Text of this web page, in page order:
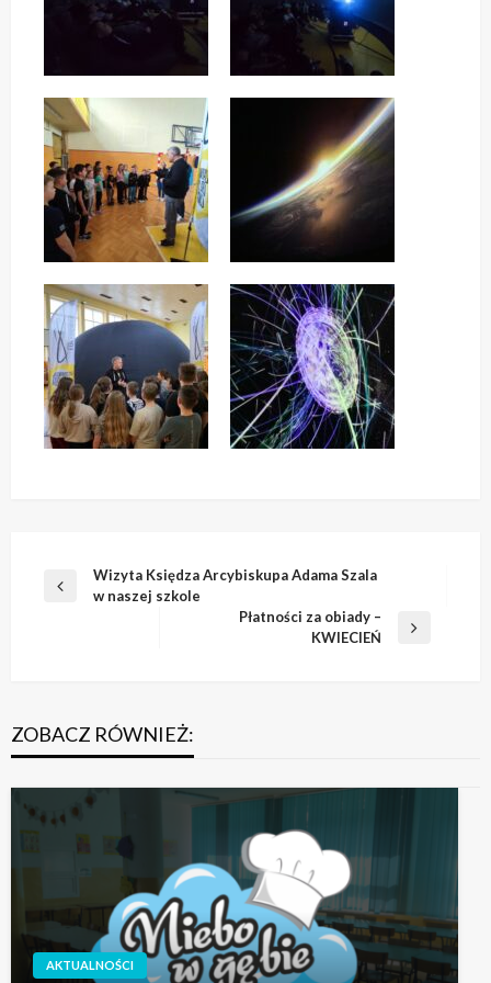
Nawigacja
wpisu
Poprzedni
Wizyta Księdza Arcybiskupa Adama Szala
w naszej szkole
Płatności za obiady –
KWIECIEŃ
ZOBACZ RÓWNIEŻ:
AKTUALNOŚCI